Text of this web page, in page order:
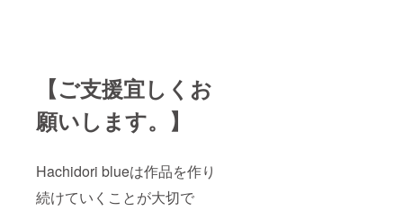
【ご支援宜しくお
願いします。】
Hachidori blueは作品を作り
続けていくことが大切で